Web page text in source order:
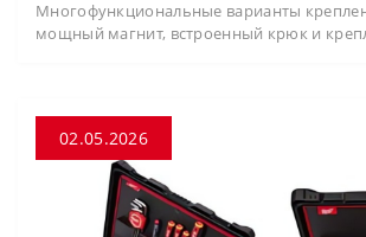
Многофункциональные варианты
мощный магнит, встроенный крюк и
02.05.2026